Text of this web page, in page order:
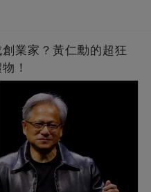
業家？黃仁勳的超狂
！